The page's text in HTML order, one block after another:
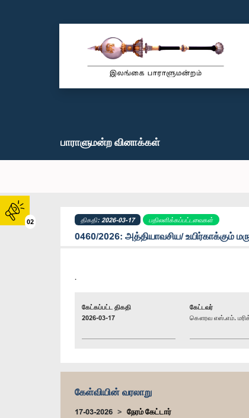
02
பாராளுமன்ற வினாக்கள்
திகதி: 2026-03-17 பதிலளிக்கப்பட்டவைகள்
0460/2026: அத்தியாவசிய/ உயிர்காக்கும்
.
கேட்கப்பட்ட திகதி
2026-03-17
கேட்டவர்
கௌரவ எஸ்.எம்.
கேள்வியின் வரலாறு
17-03-2026
நேரம் கேட்டார்